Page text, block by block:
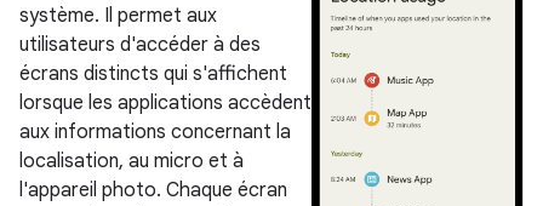
système. Il permet aux
utilisateurs d'accéder à des
écrans distincts qui s'affichent
lorsque les applications accèdent
aux informations concernant la
localisation, au micro et à
l'appareil photo. Chaque écran